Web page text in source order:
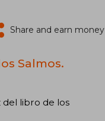
Share and earn money
Salmos.
del libro de los